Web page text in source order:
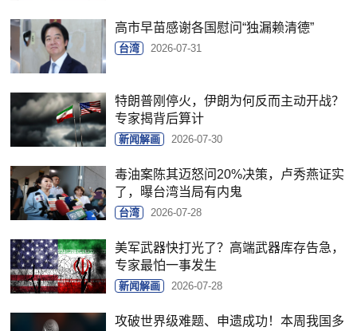
高市早苗感谢各国慰问“独漏赖清德”
台湾 2026-07-31
特朗普刚停火，伊朗为何反而主动开战？
专家揭背后算计
新闻解画 2026-07-30
毒油案陈其迈怒问20%决策，卢秀燕证实
了，曝台湾当局有内鬼
台湾 2026-07-28
美军武器快打光了？高端武器库存告急，
专家最怕一事发生
新闻解画 2026-07-28
攻破世界级难题、申遗成功！本周我国多